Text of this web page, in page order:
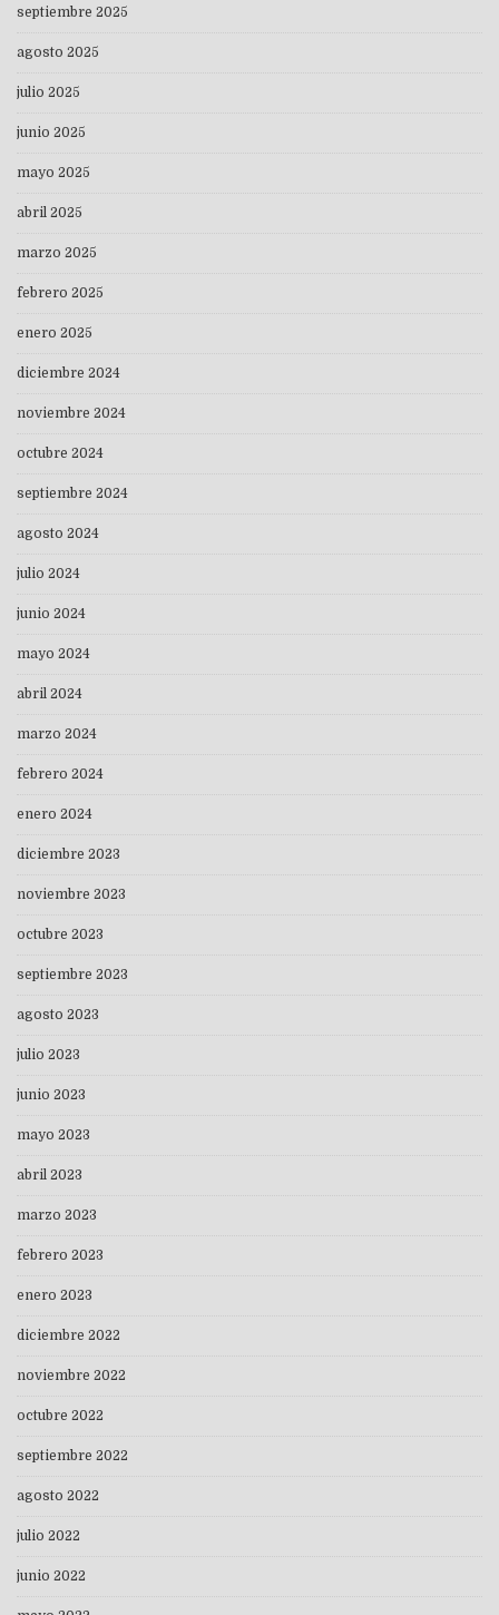
septiembre 2025
agosto 2025
julio 2025
junio 2025
mayo 2025
abril 2025
marzo 2025
febrero 2025
enero 2025
diciembre 2024
noviembre 2024
octubre 2024
septiembre 2024
agosto 2024
julio 2024
junio 2024
mayo 2024
abril 2024
marzo 2024
febrero 2024
enero 2024
diciembre 2023
noviembre 2023
octubre 2023
septiembre 2023
agosto 2023
julio 2023
junio 2023
mayo 2023
abril 2023
marzo 2023
febrero 2023
enero 2023
diciembre 2022
noviembre 2022
octubre 2022
septiembre 2022
agosto 2022
julio 2022
junio 2022